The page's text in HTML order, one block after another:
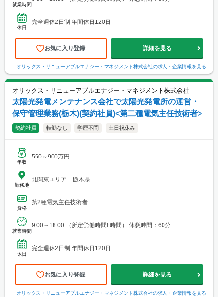
就業時間
休日
完全週休2日制 年間休日120日
お気に入り登録 詳細を見る
オリックス・リニューアブルエナジー・マネジメント株式会社の求人・企業情報を見る
オリックス・リニューアブルエナジー・マネジメント株式会社
太陽光発電メンテナンス会社で太陽光発電所の運営・
保守管理業務(栃木)(契約社員)<第二種電気主任技術者>
契約社員 転勤なし 学歴不問 土日祝休み
年収
550～900万円
勤務地
北関東エリア 栃木県
資格
第2種電気主任技術者
就業時間
9:00～18:00 （所定労働時間8時間） 休憩時間：60分
休日
完全週休2日制 年間休日120日
お気に入り登録 詳細を見る
オリックス・リニューアブルエナジー・マネジメント株式会社の求人・企業情報を見る